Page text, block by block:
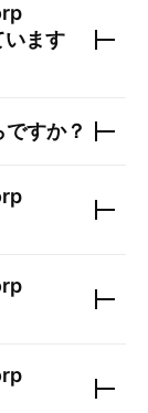
います
すか？